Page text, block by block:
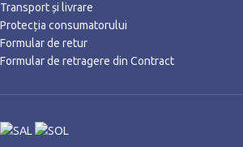
Transport și livrare
Protecția consumatorului
Formular de retur
Formular de retragere din Contract